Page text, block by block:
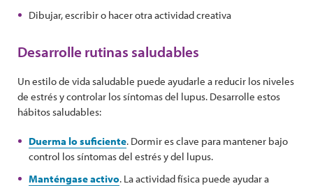
Dibujar, escribir o hacer otra actividad creativa
Desarrolle rutinas saludables
Un estilo de vida saludable puede ayudarle a reducir los niveles
de estrés y controlar los síntomas del lupus. Desarrolle estos
hábitos saludables:
Duerma lo suficiente. Dormir es clave para mantener bajo
control los síntomas del estrés y del lupus.
Manténgase activo. La actividad física puede ayudar a